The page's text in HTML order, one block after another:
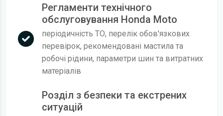
Регламенти технічного
обслуговування Honda Moto
періодичність ТО, перелік обов'язкових
перевірок, рекомендовані мастила та
робочі рідини, параметри шин та витратних
матеріалів
Розділ з безпеки та екстрених
ситуацій